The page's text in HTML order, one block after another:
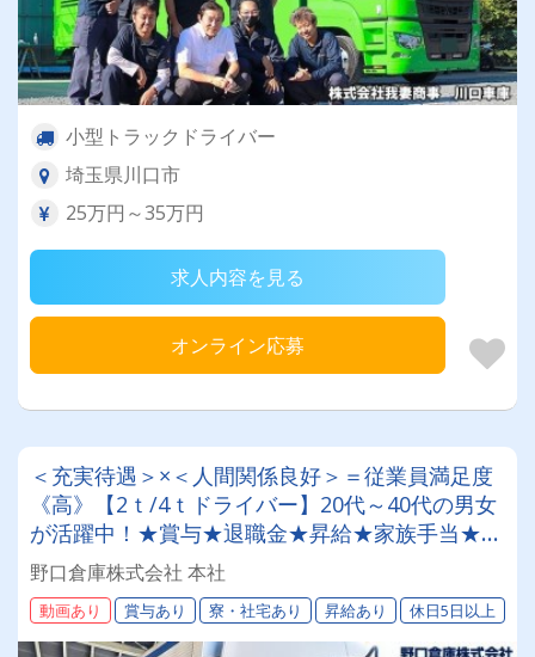
小型トラックドライバー
埼玉県川口市
25万円～35万円
求人内容を見る
オンライン応募
＜充実待遇＞×＜人間関係良好＞＝従業員満足度
《高》【2ｔ/4ｔドライバー】20代～40代の男女
が活躍中！★賞与★退職金★昇給★家族手当★免
許取得支援制度
野口倉庫株式会社 本社
動画あり 賞与あり 寮・社宅あり 昇給あり 休日5日以上